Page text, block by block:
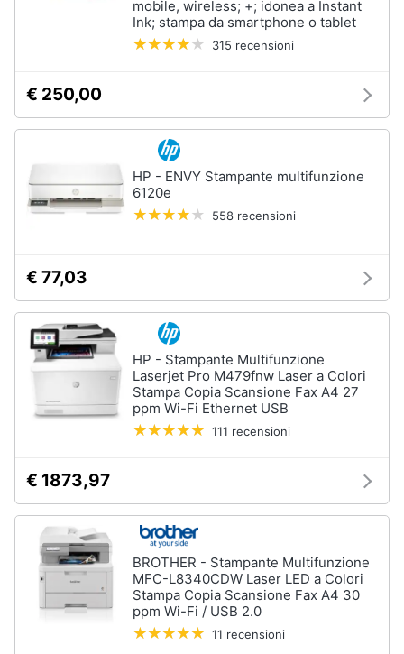
mobile, wireless; +; idonea a Instant
Ink; stampa da smartphone o tablet
315 recensioni
€ 250,00
HP - ENVY Stampante multifunzione
6120e
558 recensioni
€ 77,03
HP - Stampante Multifunzione
Laserjet Pro M479fnw Laser a Colori
Stampa Copia Scansione Fax A4 27
ppm Wi-Fi Ethernet USB
111 recensioni
€ 1873,97
BROTHER - Stampante Multifunzione
MFC-L8340CDW Laser LED a Colori
Stampa Copia Scansione Fax A4 30
ppm Wi-Fi / USB 2.0
11 recensioni